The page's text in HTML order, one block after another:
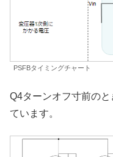
PSFBタイミングチャート
Q4ターンオフ寸前の
ています。